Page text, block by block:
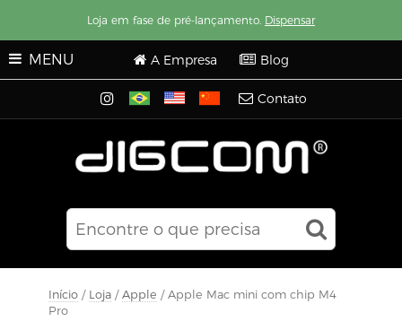
Loja em fase de pré-lançamento. Dispensar
MENU A Empresa Blog
Contato
Início / Loja / Apple / Apple Mac mini com chip M4
Pro